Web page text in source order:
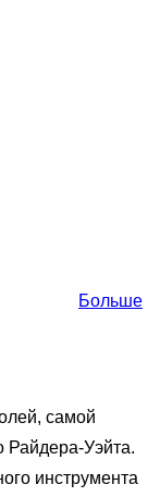
Больше
самой
Райдера-Уэйта.
инструмента